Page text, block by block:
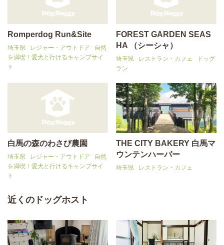
Romperdog Run&Site
埼玉県 レジャー・アウトドア
自然
を満喫！愛犬と行けるキャンプサイ
ト
FOREST GARDEN SEAS
HA （シーシャ）
埼玉県 レストラン・カフェ
ドッグ
ラン
白馬の森のわさび農園
埼玉県 レジャー・アウトドア
自然
を満喫！愛犬と行けるキャンプサイ
ト
THE CITY BAKERY 白馬マ
ウンテンハーバー
埼玉県 レストラン・カフェ
近くのドッグホスト